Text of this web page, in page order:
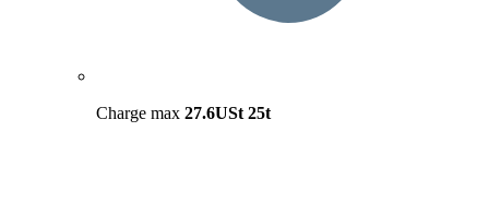
Charge max 27.6USt 25t